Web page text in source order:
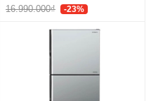
16.990.000₫ -23%